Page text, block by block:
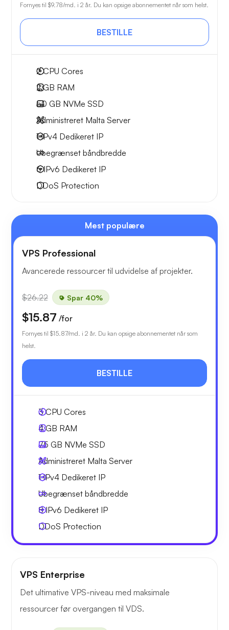
Fornyes til $9.78/md. i 2 år. Du kan opsige abonnementet når som helst.
BESTILLE
2CPU Cores
2 GB RAM
50 GB NVMe SSD
Administreret Malta Server
1 IPv4 Dedikeret IP
Ubegrænset båndbredde
6 IPv6 Dedikeret IP
DDoS Protection
Mest populære
VPS Professional
Avancerede ressourcer til udvidelse af projekter.
$26.22 Spar 40%
$15.87 /for
Fornyes til $15.87/md. i 2 år. Du kan opsige abonnementet når som
helst.
BESTILLE
3CPU Cores
4 GB RAM
75 GB NVMe SSD
Administreret Malta Server
1 IPv4 Dedikeret IP
Ubegrænset båndbredde
8 IPv6 Dedikeret IP
DDoS Protection
VPS Enterprise
Det ultimative VPS-niveau med maksimale
ressourcer før overgangen til VDS.